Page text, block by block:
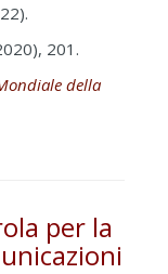
201.
della
per la